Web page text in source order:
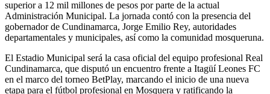
superior a 12 mil millones de pesos por parte de la actual
Administración Municipal. La jornada contó con la presencia del
gobernador de Cundinamarca, Jorge Emilio Rey, autoridades
departamentales y municipales, así como la comunidad mosqueruna.
El Estadio Municipal será la casa oficial del equipo profesional Real
Cundinamarca, que disputó un encuentro frente a Itagüí Leones FC
en el marco del torneo BetPlay, marcando el inicio de una nueva
etapa para el fútbol profesional en Mosquera y ratificando la